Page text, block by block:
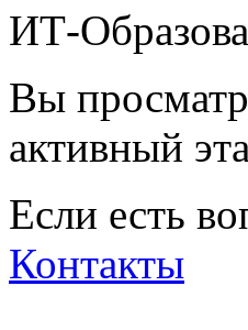
ИТ-
Вы
активный
Если есть
Контакты